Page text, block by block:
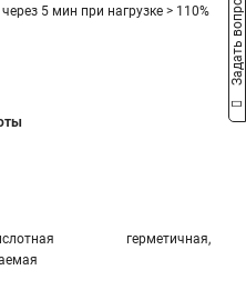
5 мин при нагрузке > 110%
кислотная герметичная,
Задать вопрос